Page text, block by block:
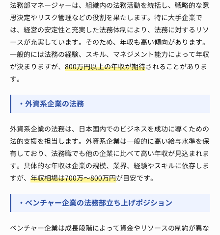
法務部マネージャーは、組織内の法務活動を統括し、戦略的な意
思決定やリスク管理などの役割を果たします。特に大手企業で
は、経営の安定性と充実した法務体制により、法務に対するリソ
ースが充実しています。そのため、年収も高い傾向があります。
一般的には法務の経験、スキル、マネジメント能力によって年収
が決まりますが、 800万円以上の年収が期待されることがありま
す。
・外資系企業の法務
外資系企業の法務は、日本国内でのビジネスを成功に導くための
法的支援を担当します。外資系企業は一般的に高い給与水準を保
有しており、法務職でも他の企業に比べて高い年収が見込まれま
す。具体的な年収は企業の規模、業界、経験やスキルに依存しま
すが、 年収相場は700万〜800万円が目安です。
・ベンチャー企業の法務部立ち上げポジション
ベンチャー企業は成長段階によって資金やリソースの制約が異な